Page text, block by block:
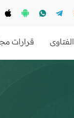
الفتاوى قرارات